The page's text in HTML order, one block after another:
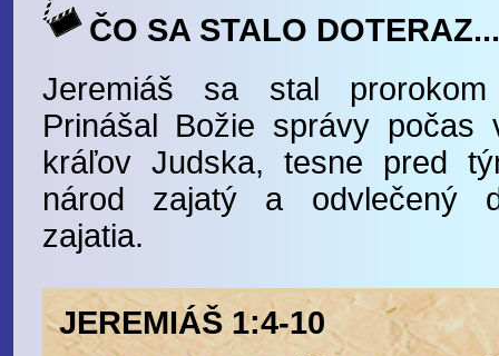
ČO SA STALO DOTERAZ...
Jeremiáš sa stal
Prinášal Božie správy počas
kráľov Judska, tesne pred
národ zajatý a odvlečený
zajatia.
JEREMIÁŠ 1:4-10